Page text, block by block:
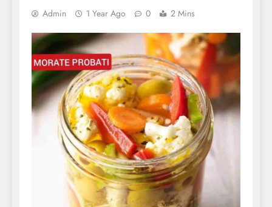
Admin 1 Year Ago 0 2 Mins